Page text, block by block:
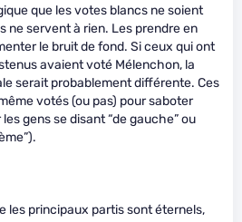
que les votes blancs ne soient
ne servent à rien. Les prendre en
le bruit de fond. Si ceux qui ont
avaient voté Mélenchon, la
serait probablement différente. Ces
votés (ou pas) pour saboter
gens se disant “de gauche” ou
les principaux partis sont éternels,